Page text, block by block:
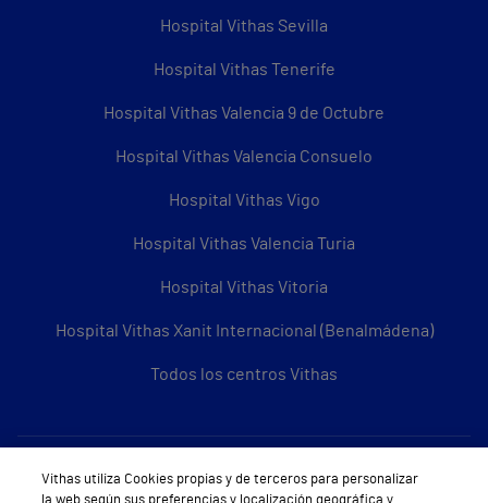
Hospital Vithas Sevilla
Hospital Vithas Tenerife
Hospital Vithas Valencia 9 de Octubre
Hospital Vithas Valencia Consuelo
Hospital Vithas Vigo
Hospital Vithas Valencia Turia
Hospital Vithas Vitoria
Hospital Vithas Xanit Internacional (Benalmádena)
Todos los centros Vithas
Sobre Vithas
Vithas utiliza Cookies propias y de terceros para personalizar